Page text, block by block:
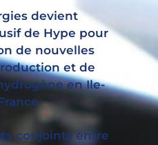
devient
de Hype pour
de nouvelles
et de
en Ile-
conjoints entre